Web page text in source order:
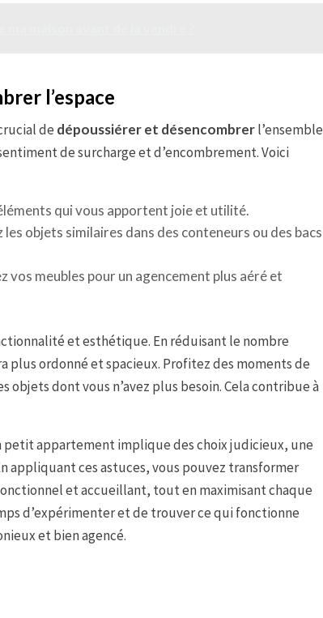
l’espace
de dépoussiérer et désencombrerl’ensemble
de surcharge et d’encombrement. Voici
qui vous apportent joie et utilité.
les objets similaires dans des conteneurs ou des bacs
vos meubles pour un agencement plus aéré et
et esthétique. En réduisant le nombre
plus ordonné et spacieux. Profitez des moments de
dont vous n’avez plus besoin. Cela contribue à
petit appartement implique des choix judicieux, une
appliquant ces astuces, vous pouvez transformer
et accueillant, tout en maximisant chaque
d’expérimenter et de trouver ce qui fonctionne
et bien agencé.